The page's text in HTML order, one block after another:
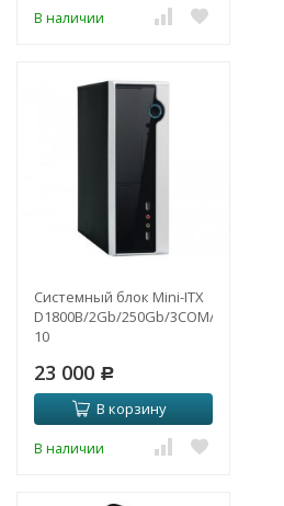
В наличии
Системный блок Mini-ITX
D1800B/2Gb/250Gb/3COM/Win
10
23 000 Р
В корзину
В наличии